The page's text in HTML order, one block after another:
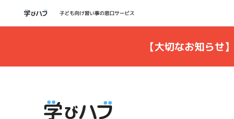
子ども向け習い事の窓口サービス
【大切なお知らせ】